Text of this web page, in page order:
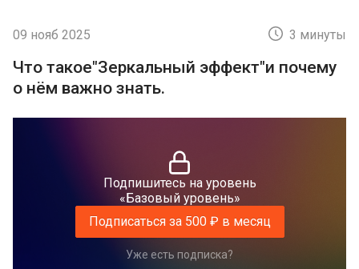
09 нояб 2025 3 минуты
Что такое"Зеркальный эффект"и почему
о нём важно знать.
Подпишитесь на уровень
«Базовый уровень»
Подписаться за 500 ₽ в месяц
Уже есть подписка?